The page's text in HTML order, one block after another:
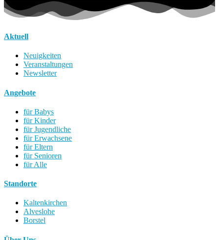
Aktuell
Neuigkeiten
Veranstaltungen
Newsletter
Angebote
für Babys
für Kinder
für Jugendliche
für Erwachsene
für Eltern
für Senioren
für Alle
Standorte
Kaltenkirchen
Alveslohe
Borstel